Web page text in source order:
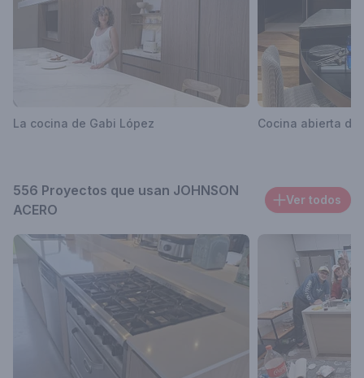
La cocina de Gabi López Cocina abierta de
556 Proyectos que usan JOHNSON
ACERO
Ver todos